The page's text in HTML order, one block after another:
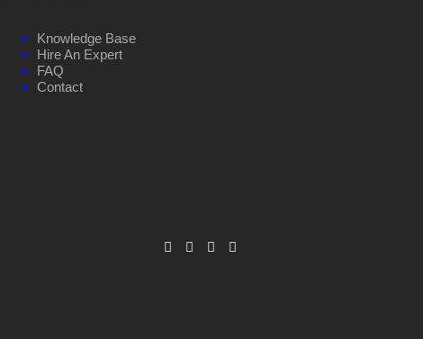
Knowledge Base
Hire An Expert
FAQ
Contact